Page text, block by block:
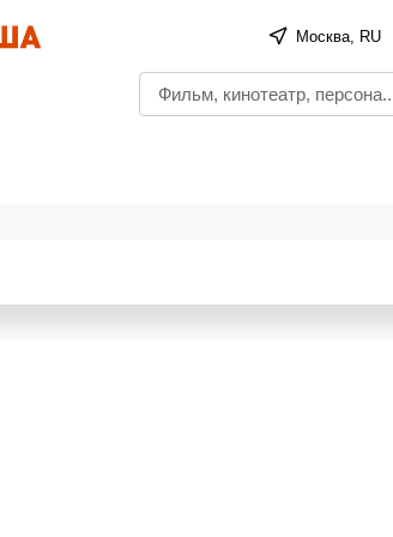
Москва, RU